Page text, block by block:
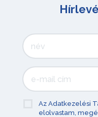
Az Adatkezelési
elolvastam,